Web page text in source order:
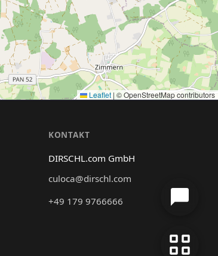
Leaflet | © OpenStreetMap contributors
KONTAKT
DIRSCHL.com GmbH
culoca@dirschl.com
+49 179 9766666